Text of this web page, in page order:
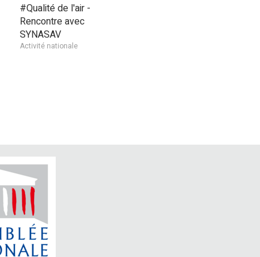
#Qualité de l'air -
Rencontre avec
SYNASAV
Activité nationale